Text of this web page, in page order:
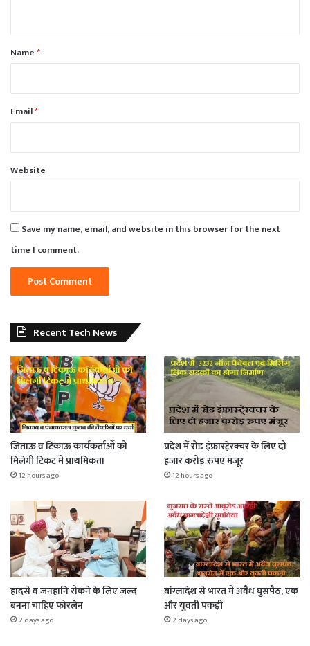
*Name*
Email*
Website
Save my name, email, and website in this browser for the next
time I comment.
Recent Tech News
जिताऊ व टिकाऊ कार्यकर्ताओं को
मिलेगी टिकट में प्राथमिकता
12 hours ago
प्रदेश में रोड इंफ्रास्टे्रक्चर के लिए दो
हजार करोड़ रुपए मंजूर
12 hours ago
हादसे व जनहानि रोकने के लिए जल्द
बनना चाहिए फोरलेन
2 days ago
बांग्लादेश से भारत में अवैध घुसपैठ, एक
और युवती पकड़ी
2 days ago